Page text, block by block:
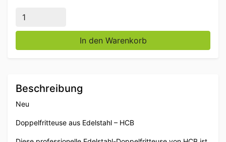
HCB Edelstahl-Doppelfritteuse Frittieren 2 x 14 Liter
In den Warenkorb
Beschreibung
Neu
Doppelfritteuse aus Edelstahl – HCB